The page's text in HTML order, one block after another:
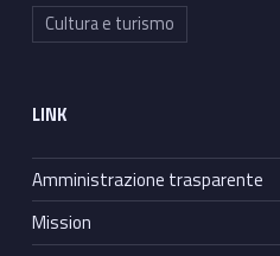
Cultura e turismo
LINK
Amministrazione trasparente
Mission